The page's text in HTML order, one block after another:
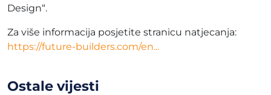
Design“.
Za više informacija posjetite stranicu natjecanja:
https://future-builders.com/en...
Ostale vijesti